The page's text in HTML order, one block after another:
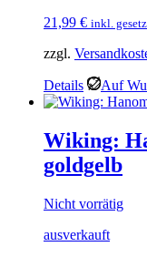
21,99 € inkl.
zzgl.
Details Auf
Wiking:
goldgelb
Nicht vorrätig
ausverkauft